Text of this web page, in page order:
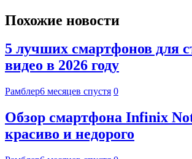
Похожие новости
5 лучших смартфонов для
видео в 2026 году
Рамблер6 месяцев спустя 0
Обзор смартфона Infinix
красиво и недорого